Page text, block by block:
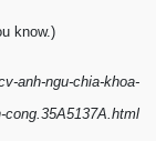
know.)
anh-ngu-chia-khoa-
cong.35A5137A.html